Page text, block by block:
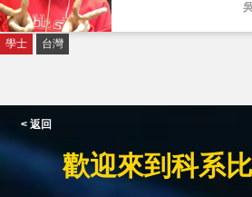
學士 台灣
< 返回
歡迎來到科系